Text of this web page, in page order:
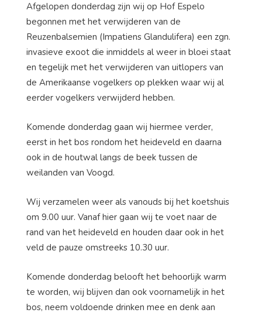
Afgelopen donderdag zijn wij op Hof Espelo
begonnen met het verwijderen van de
Reuzenbalsemien (Impatiens Glandulifera) een zgn.
invasieve exoot die inmiddels al weer in bloei staat
en tegelijk met het verwijderen van uitlopers van
de Amerikaanse vogelkers op plekken waar wij al
eerder vogelkers verwijderd hebben.
Komende donderdag gaan wij hiermee verder,
eerst in het bos rondom het heideveld en daarna
ook in de houtwal langs de beek tussen de
weilanden van Voogd.
Wij verzamelen weer als vanouds bij het koetshuis
om 9.00 uur. Vanaf hier gaan wij te voet naar de
rand van het heideveld en houden daar ook in het
veld de pauze omstreeks 10.30 uur.
Komende donderdag belooft het behoorlijk warm
te worden, wij blijven dan ook voornamelijk in het
bos, neem voldoende drinken mee en denk aan